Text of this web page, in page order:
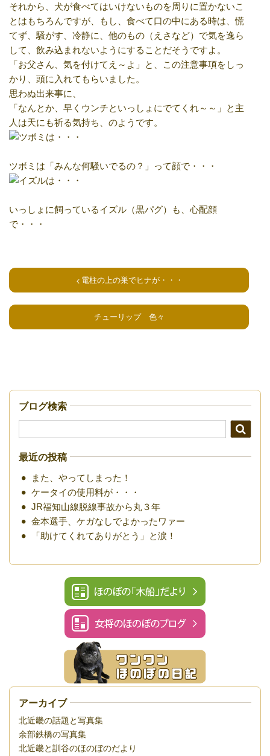
それから、犬が食べてはいけないものを周りに置かないこ
とはもちろんですが、もし、食べて口の中にある時は、慌
てず、騒がす、冷静に、他のもの（えさなど）で気を逸ら
して、飲み込まれないようにすることだそうですよ。
「お父さん、気を付けてえ～よ」と、この注意事項をしっ
かり、頭に入れてもらいました。
思わぬ出来事に、
「なんとか、早くウンチといっしょにでてくれ～～」と主
人は天にも祈る気持ち、のようです。
ツボミは「みんな何騒いでるの？」って顔で・・・
いっしょに飼っているイズル（黒パグ）も、心配顔
で・・・
電柱の上の巣でヒナが・・・
チューリップ 色々
ブログ検索
最近の投稿
また、やってしまった！
ケータイの使用料が・・・
JR福知山線脱線事故から丸３年
金本選手、ケガなしでよかったワァー
「助けてくれてありがとう」と涙！
アーカイブ
北近畿の話題と写真集
余部鉄橋の写真集
北近畿と訓谷のほのぼのだより